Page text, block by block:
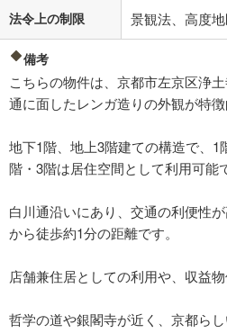
法令上の制限 景観法、高度
備考
こちらの物件は、京都市左京区浄
通に面したレンガ造りの外観が特徴
地下1階、地上3階建ての構造で、
階・3階は居住空間として利用可能
白川通沿いにあり、交通の利便性
から徒歩約1分の距離です。
店舗兼住居としての利用や、収益
哲学の道や銀閣寺が近く、京都ら